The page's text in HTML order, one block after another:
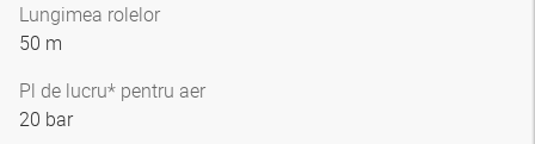
Lungimea rolelor
50 m
Pl de lucru* pentru aer
20 bar